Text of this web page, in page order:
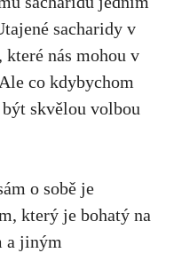
sacharidy v
nás mohou v
co kdybychom
skvělou volbou
o sobě je
který je bohatý‍ na
a jiným